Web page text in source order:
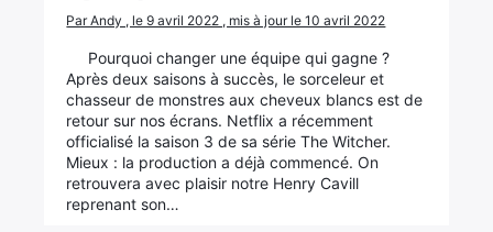
Par Andy , le 9 avril 2022 , mis à jour le 10 avril 2022
Pourquoi changer une équipe qui gagne ?
Après deux saisons à succès, le sorceleur et
chasseur de monstres aux cheveux blancs est de
retour sur nos écrans. Netflix a récemment
officialisé la saison 3 de sa série The Witcher.
Mieux : la production a déjà commencé. On
retrouvera avec plaisir notre Henry Cavill
reprenant son…